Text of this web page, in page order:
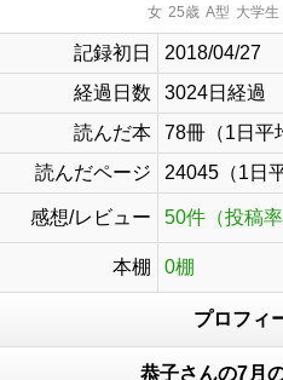
女 25歳 A型 大学生
記録初日
2018/04/27
経過日数
3024日経過
読んだ本
78冊（1日平
読んだページ
24045（1日
感想/レビュー 50件（投稿率
本棚 0棚
プロフィ
恭子さんの7月